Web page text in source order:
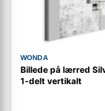
WONDA
Billede på lærred
1-delt vertikalt